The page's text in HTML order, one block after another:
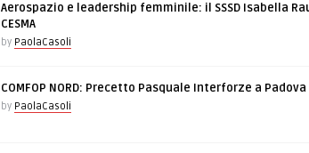
Aerospazio e leadership femminile: il SSSD Isabella
CESMA
by PaolaCasoli
COMFOP NORD: Precetto Pasquale Interforze a Padova
by PaolaCasoli